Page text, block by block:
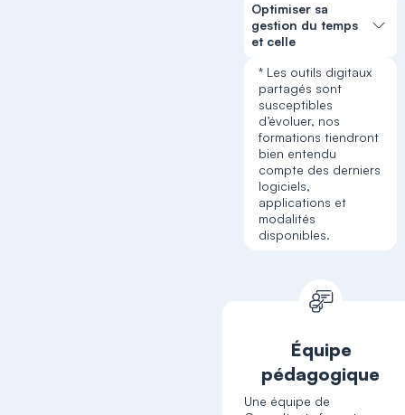
Optimiser sa
gestion du temps
et celle
* Les outils digitaux
partagés sont
susceptibles
d’évoluer, nos
formations tiendront
bien entendu
compte des derniers
logiciels,
applications et
modalités
disponibles.
Équipe
pédagogique
Une équipe de